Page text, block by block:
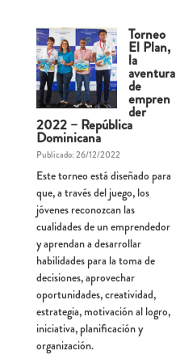
Torneo
El Plan,
la
aventura
de
empren
der
2022 – República
Dominicana
Publicado: 26/12/2022
Este torneo está diseñado para
que, a través del juego, los
jóvenes reconozcan las
cualidades de un emprendedor
y aprendan a desarrollar
habilidades para la toma de
decisiones, aprovechar
oportunidades, creatividad,
estrategia, motivación al logro,
iniciativa, planificación y
organización.